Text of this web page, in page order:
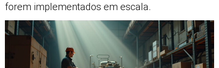
forem implementados em escala.